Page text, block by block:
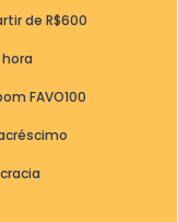
de R$600
hora
FAVO100